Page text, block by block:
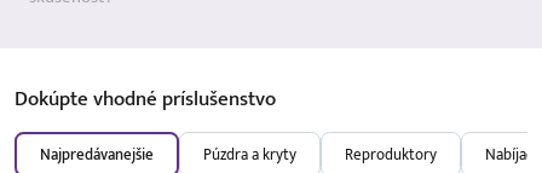
Dokúpte vhodné príslušenstvo
Najpredávanejšie Púzdra a kryty Reproduktory